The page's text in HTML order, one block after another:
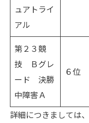
ュアトライ
アル
第２３競
技 Ｂグレ
ード 決勝
中障害Ａ
６位
詳細につきましては、